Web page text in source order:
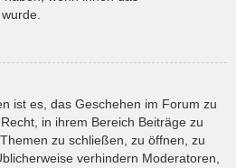
ist es, das Geschehen im Forum zu
in ihrem Bereich Beiträge zu
zu schließen, zu öffnen, zu
verhindern Moderatoren,